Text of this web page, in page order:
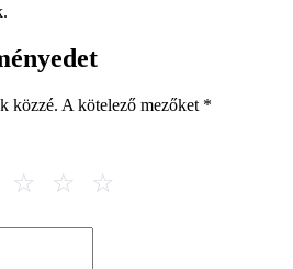
közzé. A kötelező mezőket *